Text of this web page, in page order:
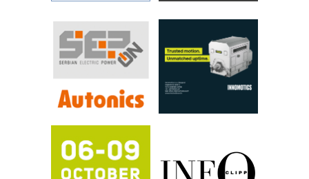
pouzdanost u transferu fluida
Filtration Group Industrial – Napredna
rešenja za filtraciju u hidrauličkim i
procesnim sistemima
RILINEX kompanije Rittal
FANUC: Najbolje za vašu pametnu
Efikasno upravljanje energijom
Automatizacija pakovanja · Display
(Shelf-Ready) omotnice